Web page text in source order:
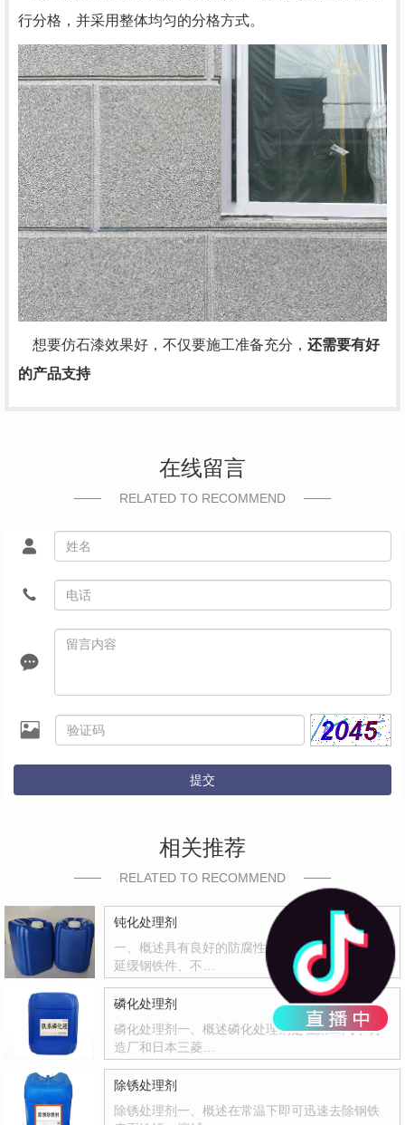
行分格，并采用整体均匀的分格方式。
想要仿石漆效果好，不仅要施工准备充分， 还需要有好
的产品支持
在线留言
RELATED TO RECOMMEND
提交
相关推荐
RELATED TO RECOMMEND
钝化处理剂
一、概述具有良好的防腐性和封闭能力，有效地
延缓钢铁件、不…
磷化处理剂
磷化处理剂一、概述磷化处理剂是在第二汽车制
造厂和日本三菱…
除锈处理剂
除锈处理剂一、概述在常温下即可迅速去除钢铁